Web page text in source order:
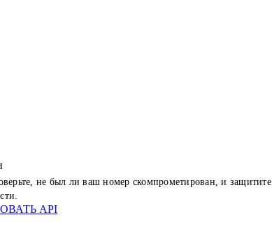
не был ли ваш номер скомпрометирован, и защитите
API